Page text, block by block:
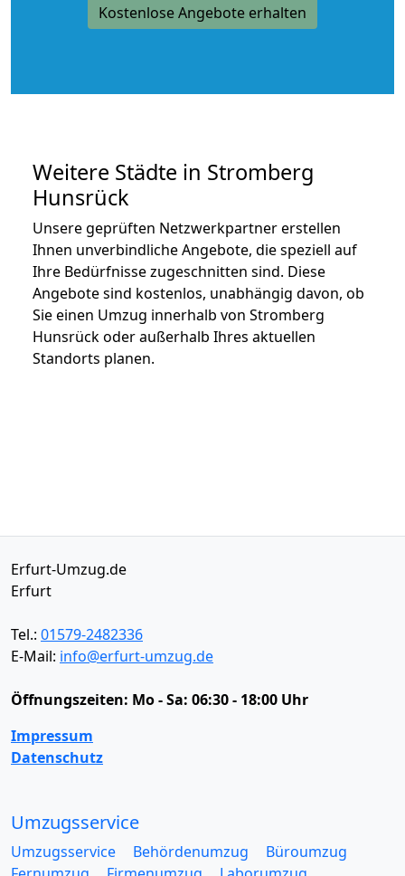
Kostenlose Angebote erhalten
Weitere Städte in Stromberg
Hunsrück
Unsere geprüften Netzwerkpartner erstellen
Ihnen unverbindliche Angebote, die speziell auf
Ihre Bedürfnisse zugeschnitten sind. Diese
Angebote sind kostenlos, unabhängig davon, ob
Sie einen Umzug innerhalb von Stromberg
Hunsrück oder außerhalb Ihres aktuellen
Standorts planen.
Erfurt-Umzug.de
Erfurt
Tel.: 01579-2482336
E-Mail: info@erfurt-umzug.de
Öffnungszeiten: Mo - Sa: 06:30 - 18:00 Uhr
Impressum
Datenschutz
Umzugsservice
Umzugsservice Behördenumzug
Büroumzug